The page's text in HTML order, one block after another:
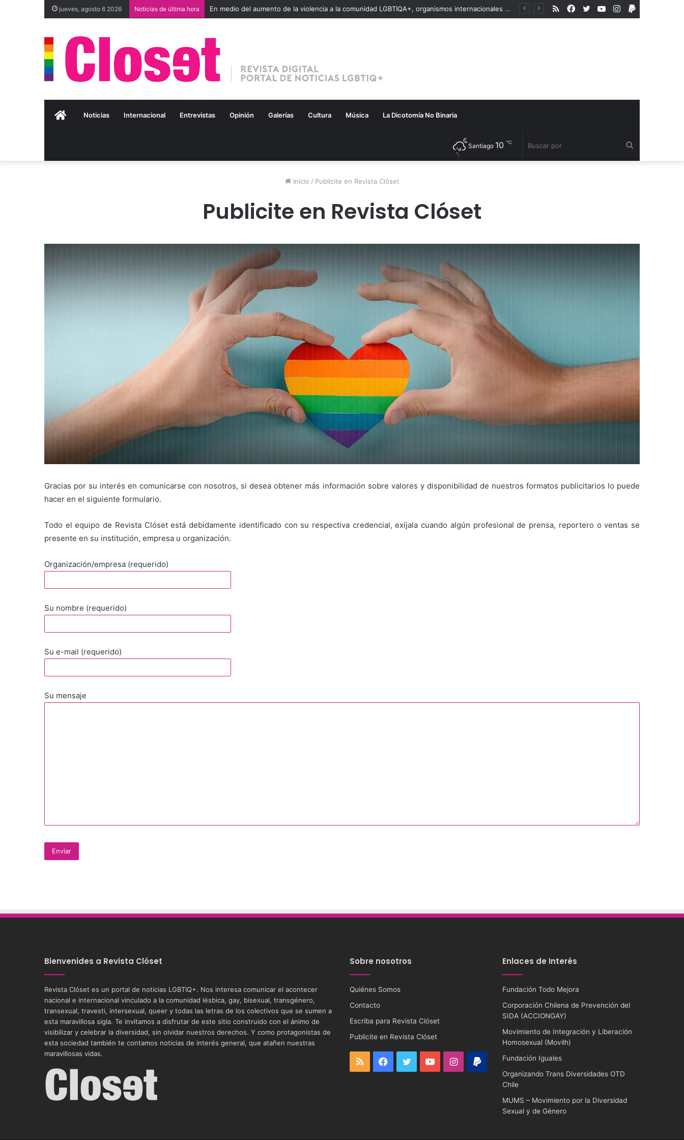
jueves, agosto 6 2026 Noticias de última hora En medio del aumento de la violencia a la comunidad LGBTIQA+, organismos internacionales reconocen a defensores de derechos humanos PayPal
Instagram
YouTube
Twitter
Facebook
RSS
Inicio Noticias Internacional Entrevistas Opinión Galerías Cultura Música La Dicotomía No Binaria
Santiago 10 ℃
Inicio / Publicite en Revista Clóset
Publicite en Revista Clóset
Gracias por su interés en comunicarse con nosotros, si desea obtener más información sobre valores y disponibilidad de nuestros formatos publicitarios lo puede
hacer en el siguiente formulario.
Todo el equipo de Revista Clóset está debidamente identificado con su respectiva credencial, exíjala cuando algún profesional de prensa, reportero o ventas se
presente en su institución, empresa u organización.
Organización/empresa (requerido)
Su nombre (requerido)
Su e-mail (requerido)
Su mensaje
Bienvenides a Revista Clóset
Revista Clóset es un portal de noticias LGBTIQ+. Nos interesa comunicar el acontecer
nacional e internacional vinculado a la comunidad lésbica, gay, bisexual, transgénero,
transexual, travesti, intersexual, queer y todas las letras de los colectivos que se sumen a
esta maravillosa sigla. Te invitamos a disfrutar de este sitio construido con el ánimo de
visibilizar y celebrar la diversidad, sin olvidar nuestros derechos. Y como protagonistas de
esta sociedad también te contamos noticias de interés general, que atañen nuestras
maravillosas vidas.
Sobre nosotros
Quiénes Somos
Contacto
Escriba para Revista Clóset
Publicite en Revista Clóset
RSS Facebook
TwitterYouTubeInstagramPayPal
Enlaces de Interés
Fundación Todo Mejora
Corporación Chilena de Prevención del
SIDA (ACCIONGAY)
Movimiento de Integración y Liberación
Homosexual (Movilh)
Fundación Iguales
Organizando Trans Diversidades OTD
Chile
MUMS – Movimiento por la Diversidad
Sexual y de Género